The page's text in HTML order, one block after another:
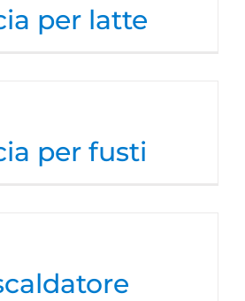
per latte
per fusti